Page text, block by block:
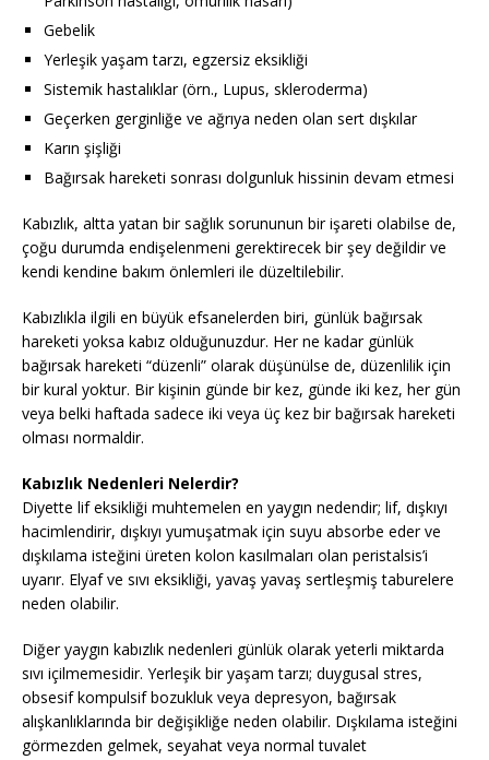
Gebelik
Yerleşik yaşam tarzı, egzersiz eksikliği
Sistemik hastalıklar (örn., Lupus, skleroderma)
Geçerken gerginliğe ve ağrıya neden olan sert dışkılar
Karın şişliği
Bağırsak hareketi sonrası dolgunluk hissinin devam etmesi
Kabızlık, altta yatan bir sağlık sorununun bir işareti olabilse de,
çoğu durumda endişelenmeni gerektirecek bir şey değildir ve
kendi kendine bakım önlemleri ile düzeltilebilir.
Kabızlıkla ilgili en büyük efsanelerden biri, günlük bağırsak
hareketi yoksa kabız olduğunuzdur. Her ne kadar günlük
bağırsak hareketi “düzenli” olarak düşünülse de, düzenlilik için
bir kural yoktur. Bir kişinin günde bir kez, günde iki kez, her gün
veya belki haftada sadece iki veya üç kez bir bağırsak hareketi
olması normaldir.
Kabızlık Nedenleri Nelerdir?
Diyette lif eksikliği muhtemelen en yaygın nedendir; lif, dışkıyı
hacimlendirir, dışkıyı yumuşatmak için suyu absorbe eder ve
dışkılama isteğini üreten kolon kasılmaları olan peristalsis’i
uyarır. Elyaf ve sıvı eksikliği, yavaş yavaş sertleşmiş taburelere
neden olabilir.
Diğer yaygın kabızlık nedenleri günlük olarak yeterli miktarda
sıvı içilmemesidir. Yerleşik bir yaşam tarzı; duygusal stres,
obsesif kompulsif bozukluk veya depresyon, bağırsak
alışkanlıklarında bir değişikliğe neden olabilir. Dışkılama isteğini
görmezden gelmek, seyahat veya normal tuvalet